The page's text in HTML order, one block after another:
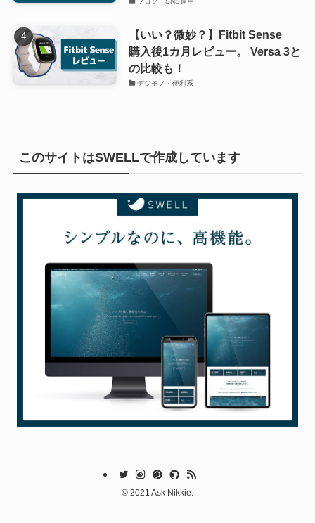
【いい？微妙？】Fitbit Sense
購入後1カ月レビュー。 Versa 3と
の比較も！
デジモノ・便利系
このサイトはSWELLで作成しています
© 2021 Ask Nikkie.